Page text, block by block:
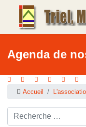
Agenda de
Accueil
Rechercher ...